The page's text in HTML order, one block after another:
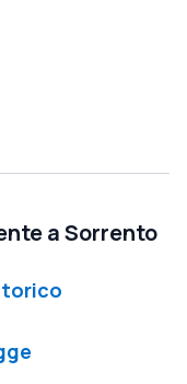
a Sorrento